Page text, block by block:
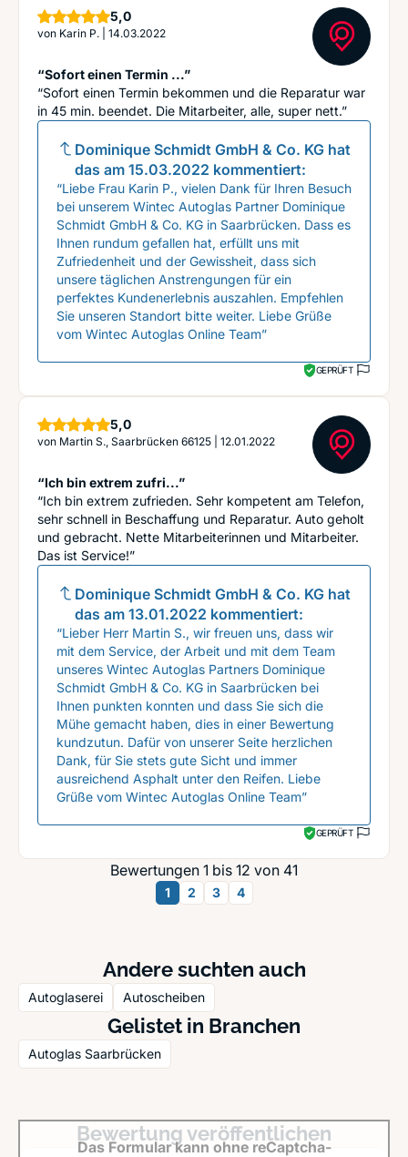
5,0Sterne
von Karin P. 14.03.2022
“Sofort einen Termin ...”
“Sofort einen Termin bekommen und die Reparatur war
in 45 min. beendet. Die Mitarbeiter, alle, super nett.”
Dominique Schmidt GmbH & Co. KG hat
das am 15.03.2022 kommentiert:
“Liebe Frau Karin P., vielen Dank für Ihren Besuch
bei unserem Wintec Autoglas Partner Dominique
Schmidt GmbH & Co. KG in Saarbrücken. Dass es
Ihnen rundum gefallen hat, erfüllt uns mit
Zufriedenheit und der Gewissheit, dass sich
unsere täglichen Anstrengungen für ein
perfektes Kundenerlebnis auszahlen. Empfehlen
Sie unseren Standort bitte weiter. Liebe Grüße
vom Wintec Autoglas Online Team”
GEPRÜFT
5,0Sterne
von Martin S., Saarbrücken 66125 12.01.2022
“Ich bin extrem zufri...”
“Ich bin extrem zufrieden. Sehr kompetent am Telefon,
sehr schnell in Beschaffung und Reparatur. Auto geholt
und gebracht. Nette Mitarbeiterinnen und Mitarbeiter.
Das ist Service!”
Dominique Schmidt GmbH & Co. KG hat
das am 13.01.2022 kommentiert:
“Lieber Herr Martin S., wir freuen uns, dass wir
mit dem Service, der Arbeit und mit dem Team
unseres Wintec Autoglas Partners Dominique
Schmidt GmbH & Co. KG in Saarbrücken bei
Ihnen punkten konnten und dass Sie sich die
Mühe gemacht haben, dies in einer Bewertung
kundzutun. Dafür von unserer Seite herzlichen
Dank, für Sie stets gute Sicht und immer
ausreichend Asphalt unter den Reifen. Liebe
Grüße vom Wintec Autoglas Online Team”
GEPRÜFT
Bewertungen 1 bis 12 von 41
1 2 3 4
Andere suchten auch
Autoglaserei Autoscheiben
Gelistet in Branchen
Autoglas Saarbrücken
Bewertung veröffentlichen
Das Formular kann ohne reCaptcha-